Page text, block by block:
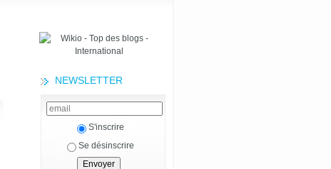
NEWSLETTER
S'inscrire
Se désinscrire